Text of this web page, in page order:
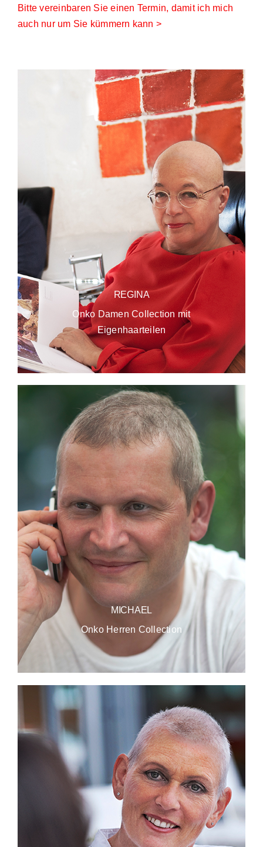
Bitte vereinbaren Sie einen Termin, damit ich mich
auch nur um Sie kümmern kann >
REGINA
Onko Damen Collection mit
Eigenhaarteilen
MICHAEL
Onko Herren Collection